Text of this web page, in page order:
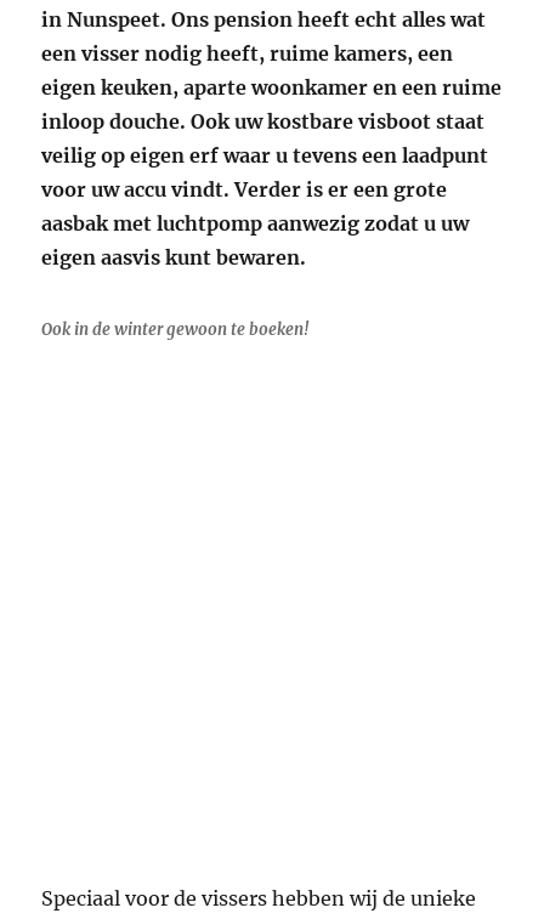
in Nunspeet. Ons pension heeft echt alles wat
een visser nodig heeft, ruime kamers, een
eigen keuken, aparte woonkamer en een ruime
inloop douche. Ook uw kostbare visboot staat
veilig op eigen erf waar u tevens een laadpunt
voor uw accu vindt. Verder is er een grote
aasbak met luchtpomp aanwezig zodat u uw
eigen aasvis kunt bewaren.
Ook in de winter gewoon te boeken!
Speciaal voor de vissers hebben wij de unieke